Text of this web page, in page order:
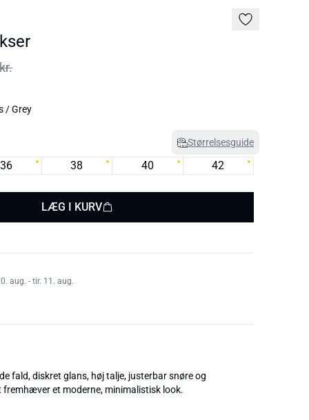
/ Grey
Størrelsesguide
36 38 40
42
LÆG I KURV
aug. - tir. 11. aug.
fald, diskret glans, høj talje, justerbar snøre og
et moderne, minimalistisk look.